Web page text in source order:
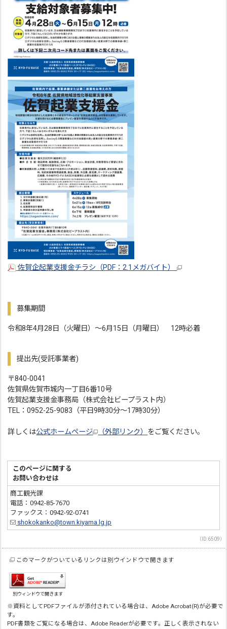
佐賀企起業支援金チラシ（PDF：2.1メガバイト）
募集期間
令和8年4月28日（火曜日）～6月15日（月曜日） 12時必着
提出先(受託事業者)
〒840-0041
佐賀県佐賀市城内一丁目6番10号
佐賀起業支援金事務局（株式会社ビープラスト内）
TEL：0952-25-9083（平日9時30分〜17時30分）
詳しくは公式ホームページ （外部リンク） をご覧ください。
このページに関する
お問い合わせは
商工観光課
電話：0942-85-7670
ファックス：0942-92-0741
shokokanko@town.kiyama.lg.jp
（ID:6509）
このマークがついているリンクは別ウインドウで開きます
別ウィンドウで開きます
※資料としてPDFファイルが添付されている場合は、Adobe Acrobat(R)が必要で
す。
PDF書類をご覧になる場合は、Adobe Readerが必要です。正しく表示されない